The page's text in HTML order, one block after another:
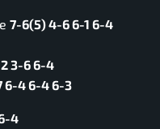
7-6(5) 4-6 6-1 6-4
3-6 6-4
6-4 6-4 6-3
4